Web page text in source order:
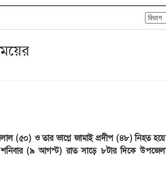
(৫০) ও তার ভাগ্নে জামাই প্রদীপ (৪৮) নিহত
(৯ আগস্ট) রাত সাড়ে ৮টার দিকে